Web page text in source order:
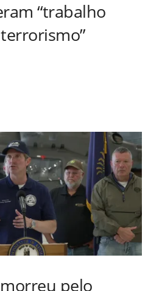
“trabalho
pelo